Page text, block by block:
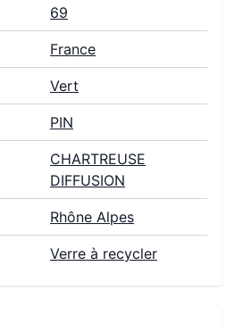
69
France
Vert
PIN
CHARTREUSE
DIFFUSION
Rhône Alpes
Verre à recycler